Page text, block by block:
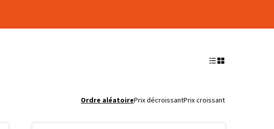
Ordre aléatoirePrix décroissantPrix croissant